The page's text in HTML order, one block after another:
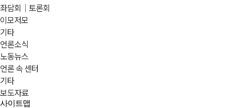
좌담회｜토론회
이모저모
기타
언론소식
노동뉴스
언론 속 센터
기타
보도자료
사이트맵